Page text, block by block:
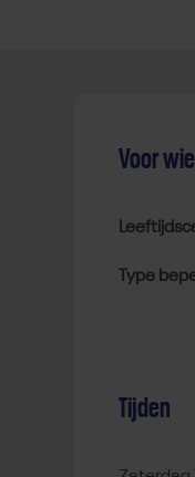
Voor wie
Type
Tijden